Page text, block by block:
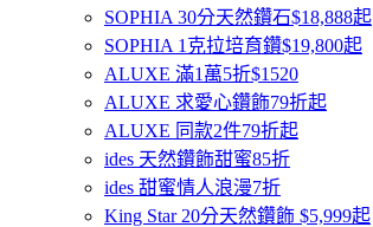
SOPHIA 30分天然鑽石$18,888起
SOPHIA 1克拉培育鑽$19,800起
ALUXE 滿1萬5折$1520
ALUXE 求愛心鑽飾79折起
ALUXE 同款2件79折起
ides 天然鑽飾甜蜜85折
ides 甜蜜情人浪漫7折
King Star 20分天然鑽飾 $5,999起